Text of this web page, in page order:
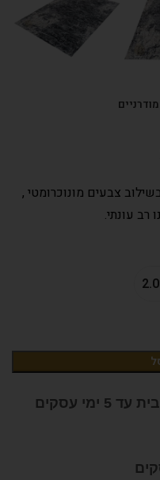
צבעים מונוכרומטי ,
רב עונתי.
עסקים